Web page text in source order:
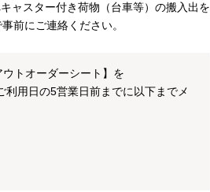
ャスター付き荷物（台車等）の搬入出を
前にご連絡ください。
トオーダーシート】を
用日の5営業日前までに以下までメ